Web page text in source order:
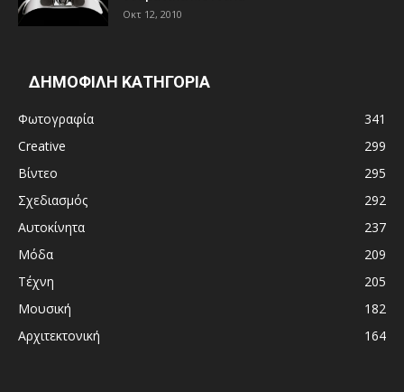
Οκτ 12, 2010
ΔΗΜΟΦΙΛΗ ΚΑΤΗΓΟΡΙΑ
Φωτογραφία
341
Creative
299
Βίντεο
295
Σχεδιασμός
292
Αυτοκίνητα
237
Μόδα
209
Τέχνη
205
Μουσική
182
Αρχιτεκτονική
164